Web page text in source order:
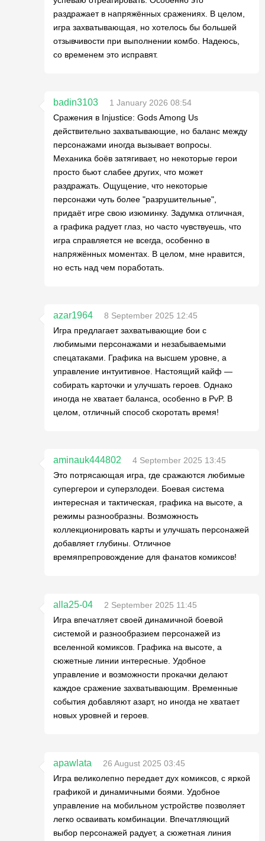
раздражает в напряжённых сражениях. В целом,
игра захватывающая, но хотелось бы большей
отзывчивости при выполнении комбо. Надеюсь,
со временем это исправят.
badin3103
1 January 2026 08:54
Сражения в Injustice: Gods Among Us
действительно захватывающие, но баланс между
персонажами иногда вызывает вопросы.
Механика боёв затягивает, но некоторые герои
просто бьют слабее других, что может
раздражать. Ощущение, что некоторые
персонажи чуть более "разрушительные",
придаёт игре свою изюминку. Задумка отличная,
а графика радует глаз, но часто чувствуешь, что
игра справляется не всегда, особенно в
напряжённых моментах. В целом, мне нравится,
но есть над чем поработать.
azar1964
8 September 2025 12:45
Игра предлагает захватывающие бои с
любимыми персонажами и незабываемыми
спецатаками. Графика на высшем уровне, а
управление интуитивное. Настоящий кайф —
собирать карточки и улучшать героев. Однако
иногда не хватает баланса, особенно в PvP. В
целом, отличный способ скоротать время!
aminauk444802
4 September 2025 13:45
Это потрясающая игра, где сражаются любимые
супергерои и суперзлодеи. Боевая система
интересная и тактическая, графика на высоте, а
режимы разнообразны. Возможность
коллекционировать карты и улучшать персонажей
добавляет глубины. Отличное
времяпрепровождение для фанатов комиксов!
alla25-04
2 September 2025 11:45
Игра впечатляет своей динамичной боевой
системой и разнообразием персонажей из
вселенной комиксов. Графика на высоте, а
сюжетные линии интересные. Удобное
управление и возможности прокачки делают
каждое сражение захватывающим. Временные
события добавляют азарт, но иногда не хватает
новых уровней и героев.
apawlata
26 August 2025 03:45
Игра великолепно передает дух комиксов, с яркой
графикой и динамичными боями. Удобное
управление на мобильном устройстве позволяет
легко осваивать комбинации. Впечатляющий
выбор персонажей радует, а сюжетная линия